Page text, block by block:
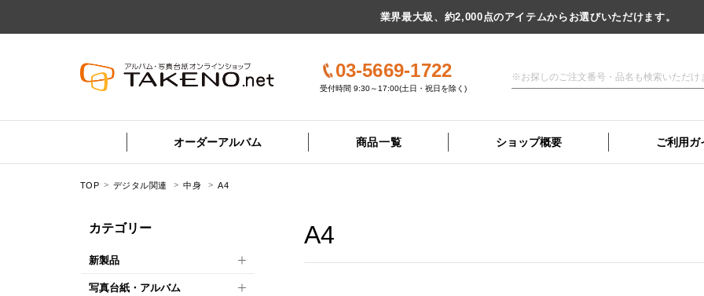
業界最大級、約2,000点のアイテムからお選びいただけます。
03-5669-1722
受付時間 9:30～17:00(土日・祝日を除く)
オーダーアルバム 商品一覧 ショップ概要 ご利用ガ
TOP デジタル関連 中身 A4
カテゴリー
新製品
写真台紙・アルバム
A4